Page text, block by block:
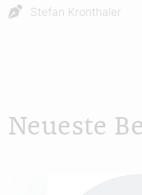
Stefan Kronthaler
Neueste